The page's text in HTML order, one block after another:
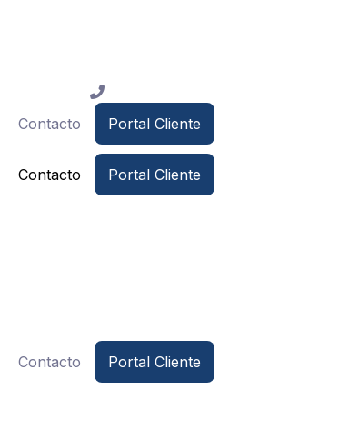
Contacto Portal Cliente
Contacto Portal Cliente
Contacto Portal Cliente